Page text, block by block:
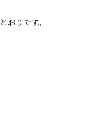
おりです。